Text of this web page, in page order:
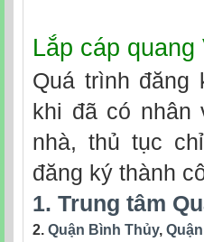
Lắp cáp
Quá trình đăng
khi đã có nhân
nhà, thủ tục
đăng ký thành
1. Trung tâm
2. Quận Bình Thủy,